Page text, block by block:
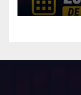
2026